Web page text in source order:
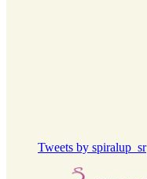
Tweets by spiralup_sr